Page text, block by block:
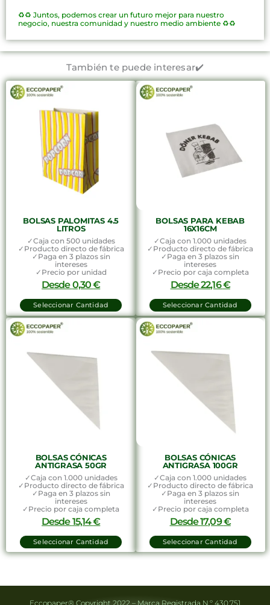
♻️♻️ Juntos, podemos crear un futuro mejor para nuestro
negocio, nuestra comunidad y nuestro medio ambiente ♻️♻️
También te puede interesar✔️
BOLSAS PALOMITAS 4.5
LITROS
✓Caja con 500 unidades
✓Producto directo de fábrica
✓Paga en 3 plazos sin
intereses
✓Precio por unidad
Desde0,30€
Seleccionar Cantidad
BOLSAS PARA KEBAB
16X16CM
✓Caja con 1.000 unidades
✓Producto directo de fábrica
✓Paga en 3 plazos sin
intereses
✓Precio por caja completa
Desde22,16€
Seleccionar Cantidad
BOLSAS CÓNICAS
ANTIGRASA 50GR
✓Caja con 1.000 unidades
✓Producto directo de fábrica
✓Paga en 3 plazos sin
intereses
✓Precio por caja completa
Desde15,14€
Seleccionar Cantidad
BOLSAS CÓNICAS
ANTIGRASA 100GR
✓Caja con 1.000 unidades
✓Producto directo de fábrica
✓Paga en 3 plazos sin
intereses
✓Precio por caja completa
Desde17,09€
Seleccionar Cantidad
Eccopaper® Copyright 2022 – Marca Registrada N.º 430.751